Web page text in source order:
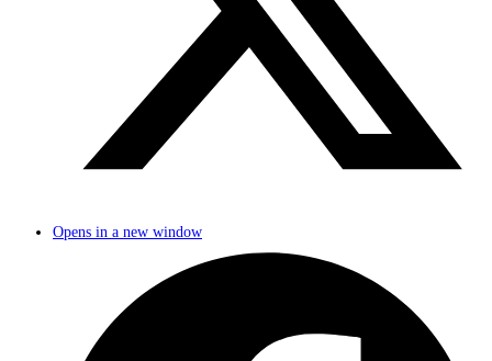
Opens in a new window